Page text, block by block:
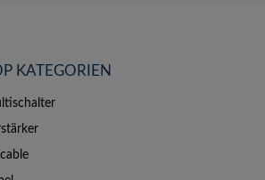
KATEGORIEN